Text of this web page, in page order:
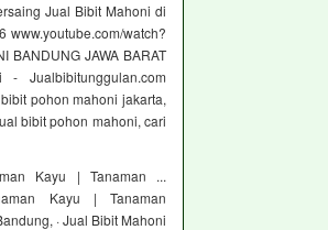
Jual Bibit Mahoni di
watch?
BANDUNG JAWA BARAT
Jualbibitunggulan.com
pohon mahoni jakarta,
bibit pohon mahoni, cari
Kayu | Tanaman ...
Kayu | Tanaman
· Jual Bibit Mahoni